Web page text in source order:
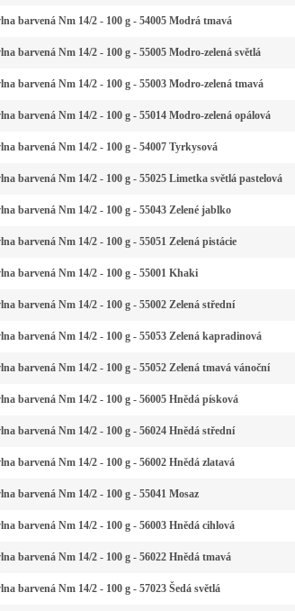
barvená Nm 14/2 - 100 g - 54005 Modrá tmavá
barvená Nm 14/2 - 100 g - 55005 Modro-zelená světlá
barvená Nm 14/2 - 100 g - 55003 Modro-zelená tmavá
barvená Nm 14/2 - 100 g - 55014 Modro-zelená opálová
barvená Nm 14/2 - 100 g - 54007 Tyrkysová
barvená Nm 14/2 - 100 g - 55025 Limetka světlá pastelová
barvená Nm 14/2 - 100 g - 55043 Zelené jablko
barvená Nm 14/2 - 100 g - 55051 Zelená pistácie
barvená Nm 14/2 - 100 g - 55001 Khaki
barvená Nm 14/2 - 100 g - 55002 Zelená střední
barvená Nm 14/2 - 100 g - 55053 Zelená kapradinová
barvená Nm 14/2 - 100 g - 55052 Zelená tmavá vánoční
barvená Nm 14/2 - 100 g - 56005 Hnědá písková
barvená Nm 14/2 - 100 g - 56024 Hnědá střední
barvená Nm 14/2 - 100 g - 56002 Hnědá zlatavá
barvená Nm 14/2 - 100 g - 55041 Mosaz
barvená Nm 14/2 - 100 g - 56003 Hnědá cihlová
barvená Nm 14/2 - 100 g - 56022 Hnědá tmavá
barvená Nm 14/2 - 100 g - 57023 Šedá světlá